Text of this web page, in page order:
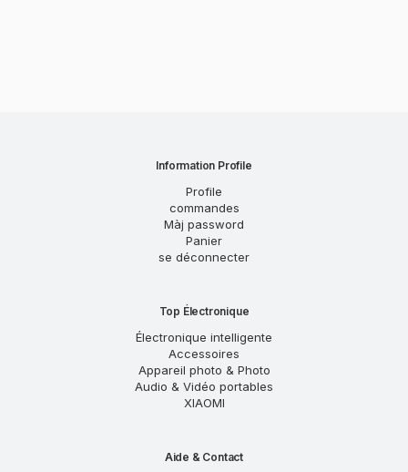
Information Profile
Profile
commandes
Màj password
Panier
se déconnecter
Top Électronique
Électronique intelligente
Accessoires
Appareil photo & Photo
Audio & Vidéo portables
XIAOMI
Aide & Contact